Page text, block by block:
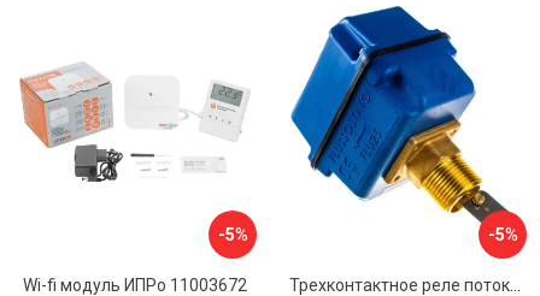
-5%
Wi-fi модуль ИПРо 11003672
-5%